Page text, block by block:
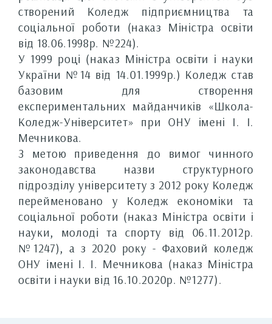
створений Коледж підприємництва та
соціальної роботи (наказ Міністра освіти
від 18.06.1998р. №224).
У 1999 році (наказ Міністра освіти і науки
України №14 від 14.01.1999р.) Коледж став
базовим для створення
експериментальних майданчиків «Школа-
Коледж-Університет» при ОНУ імені І. І.
Мечникова.
З метою приведення до вимог чинного
законодавства назви структурного
підрозділу університету з 2012 року Коледж
перейменовано у Коледж економіки та
соціальної роботи (наказ Міністра освіти і
науки, молоді та спорту від 06.11.2012р.
№1247), а з 2020 року - Фаховий коледж
ОНУ імені І. І. Мечникова (наказ Міністра
освіти і науки від 16.10.2020р. №1277).